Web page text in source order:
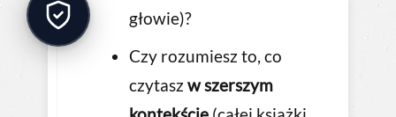
głowie)?
Czy rozumiesz to, co
czytaszw szerszym